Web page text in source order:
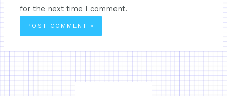
for the next time I comment.